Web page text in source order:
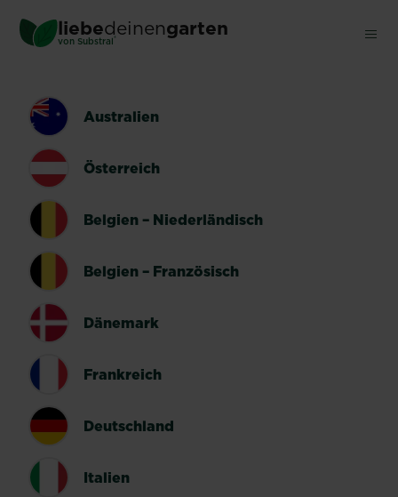
main
liebedeinengarten
von Substral ®
Australien
Österreich
Belgien – Niederländisch
Belgien – Französisch
Dänemark
Frankreich
Deutschland
Italien